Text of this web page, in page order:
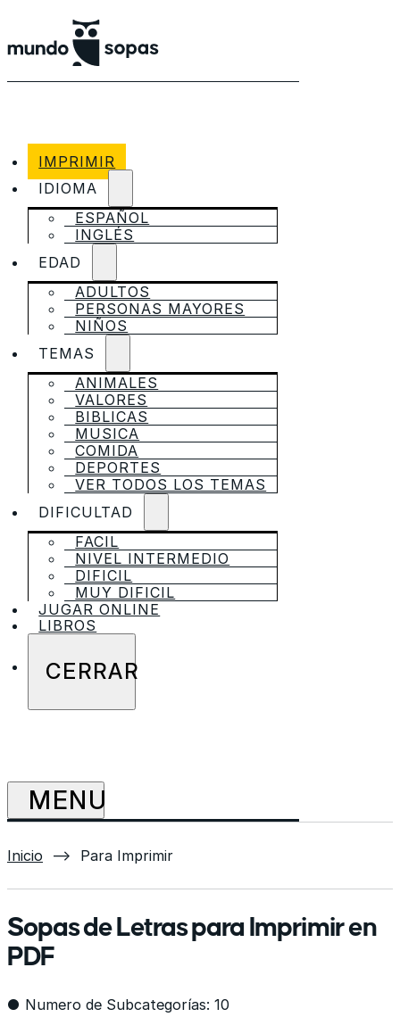
IMPRIMIR
IDIOMA
ESPAÑOL
INGLÉS
EDAD
ADULTOS
PERSONAS MAYORES
NIÑOS
TEMAS
ANIMALES
VALORES
BIBLICAS
MUSICA
COMIDA
DEPORTES
VER TODOS LOS TEMAS
DIFICULTAD
FACIL
NIVEL INTERMEDIO
DIFICIL
MUY DIFICIL
JUGAR ONLINE
LIBROS
Inicio ⟶ Para Imprimir
Sopas de Letras para Imprimir en
PDF
● Numero de Subcategorías: 10